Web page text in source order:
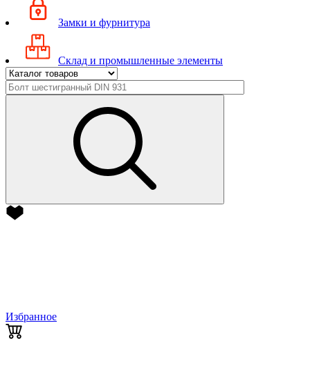
Замки и фурнитура
Склад и промышленные элементы
Избранное